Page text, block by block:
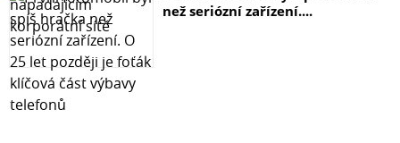
než seriózní zařízení....